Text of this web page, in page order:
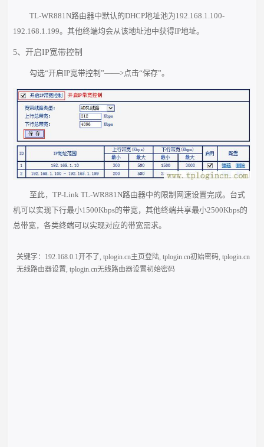
TL-WR881N路由器中默认的DHCP地址池为192.168.1.100-
192.168.1.199。其他终端均会从该地址池中获得IP地址。
5、开启IP宽带控制
勾选“开启IP宽带控制”——>点击“保存”。
至此，TP-Link TL-WR881N路由器中的限制网速设置完成。台式
机可以实现下行最小1500Kbps的带宽，其他终端共享最小2500Kbps的
总带宽，各类终端可以实现对应的带宽需求。
关键字： 192.168.0.1开不了 ,tplogin.cn主页登陆 ,tplogin.cn初始密码 ,tplogin.cn
无线路由器设置 ,tplogin.cn无线路由器设置初始密码